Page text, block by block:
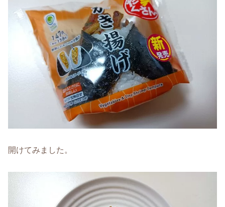
開けてみました。